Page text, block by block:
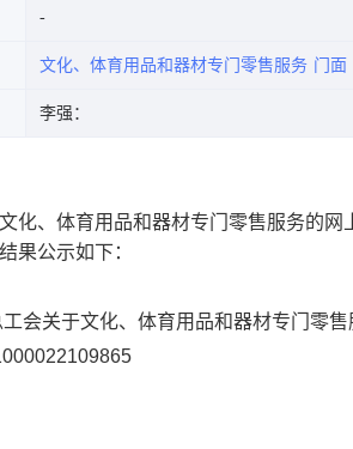
文化、体育用品和器材专门零售服务 门面
李强：
化、体育用品和器材专门零售服务的网
果公示如下：
会关于文化、体育用品和器材专门零